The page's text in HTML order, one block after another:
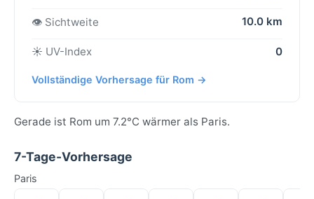
👁️ Sichtweite 10.0 km
☀️ UV-Index 0
Vollständige Vorhersage für Rom →
Gerade ist Rom um 7.2°C wärmer als Paris.
7-Tage-Vorhersage
Paris